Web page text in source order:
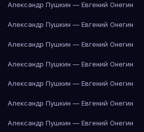
Александр Пушкин — Евгений Онегин
Александр Пушкин — Евгений Онегин
Александр Пушкин — Евгений Онегин
Александр Пушкин — Евгений Онегин
Александр Пушкин — Евгений Онегин
Александр Пушкин — Евгений Онегин
Александр Пушкин — Евгений Онегин